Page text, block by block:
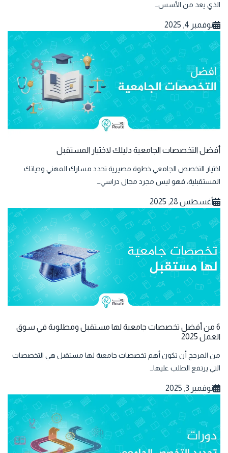
الذي يعد من الأسس…
نوفمبر 4, 2025
أفضل التخصصات الجامعية دليلك لاختيار المستقبل
اختيار التخصص الجامعي خطوة مصيرية تحدد مسارك المهني وحياتك
المستقبلية، فهو ليس مجرد مجال دراسي…
أغسطس 28, 2025
6 من أفضل تخصصات جامعية لها مستقبل ومطلوبة في سوق
العمل 2025
من المرجح أن تكون أهم تخصصات جامعية لها مستقبل هي التخصصات
التي يرتفع الطلب عليها…
نوفمبر 3, 2025